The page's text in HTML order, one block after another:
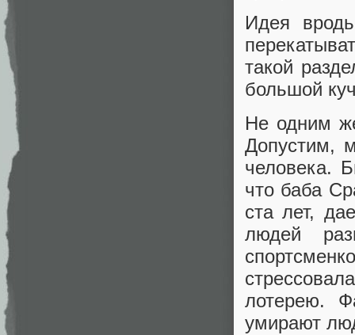
Идея
такой
большой
Не одним
Допустим,
человека.
что баба
ста лет,
людей
лотерею.
умирают